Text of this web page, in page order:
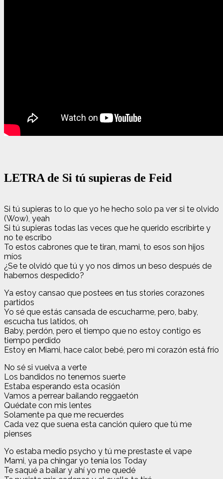
LETRA de Si tú supieras de Feid
Si tú supieras to lo que yo he hecho solo pa ver si te olvido
(Wow), yeah
Si tú supieras todas las veces que he querido escribirte y
no te escribo
To estos cabrones que te tiran, mami, to esos son hijos
míos
¿Se te olvidó que tú y yo nos dimos un beso después de
habernos despedido?
Ya estoy cansao que postees en tus stories corazones
partidos
Yo sé que estás cansada de escucharme, pero, baby,
escucha tus latidos, oh
Baby, perdón, pero el tiempo que no estoy contigo es
tiempo perdido
Estoy en Miami, hace calor, bebé, pero mi corazón está frío
No sé si vuelva a verte
Los bandidos no tenemos suerte
Estaba esperando esta ocasión
Vamos a perrear bailando reggaetón
Quédate con mis lentes
Solamente pa que me recuerdes
Cada vez que suena esta canción quiero que tú me
pienses
Yo estaba medio psycho y tú me prestaste el vape
Mami, ya pa chingar yo tenía los Today
Te saqué a bailar y ahí yo me quedé